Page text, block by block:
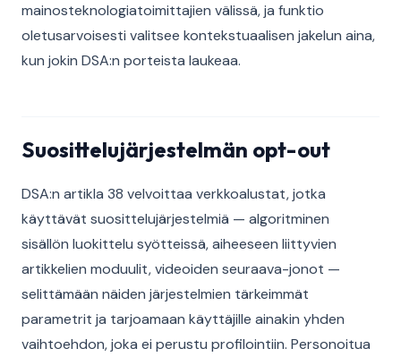
mainosteknologiatoimittajien välissä, ja funktio
oletusarvoisesti valitsee kontekstuaalisen jakelun aina,
kun jokin DSA:n porteista laukeaa.
Suosittelujärjestelmän opt-out
DSA:n artikla 38 velvoittaa verkkoalustat, jotka
käyttävät suosittelujärjestelmiä — algoritminen
sisällön luokittelu syötteissä, aiheeseen liittyvien
artikkelien moduulit, videoiden seuraava-jonot —
selittämään näiden järjestelmien tärkeimmät
parametrit ja tarjoamaan käyttäjille ainakin yhden
vaihtoehdon, joka ei perustu profilointiin. Personoitua